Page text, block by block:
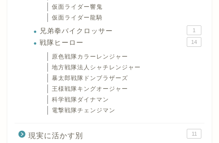
仮面ライダー響鬼
仮面ライダー龍騎
兄弟拳バイクロッサー 1
戦隊ヒーロー 14
原色戦隊カラーレンジャー
地方戦隊法人シャチレンジャー
暴太郎戦隊ドンブラザーズ
王様戦隊キングオージャー
科学戦隊ダイナマン
電撃戦隊チェンジマン
現実に活かす別 11